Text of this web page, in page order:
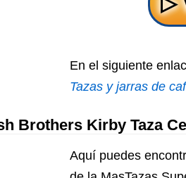
En el siguiente
Tazas y jarras de
Brothers Kirby Taza
Aquí puedes